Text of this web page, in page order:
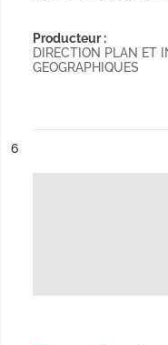
Producteur :
DIRECTION PLAN ET
GEOGRAPHIQUES
n°
6